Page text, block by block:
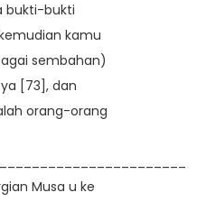
bukti-bukti
kamu
sembahan)
[73], dan
orang-orang
Musa u ke